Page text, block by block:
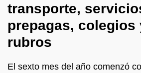
transporte,
prepagas, colegios
rubros
El sexto mes del año comenzó